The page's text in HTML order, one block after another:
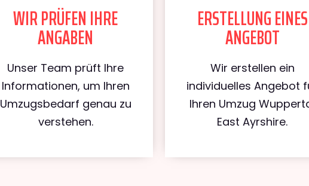
WIR PRÜFEN IHRE
ANGABEN
Unser Team prüft Ihre
Informationen, um Ihren
Umzugsbedarf genau zu
verstehen.
ERSTELLUNG EINES
ANGEBOT
Wir erstellen ein
individuelles Angebot
Ihren Umzug
East Ayrshire.